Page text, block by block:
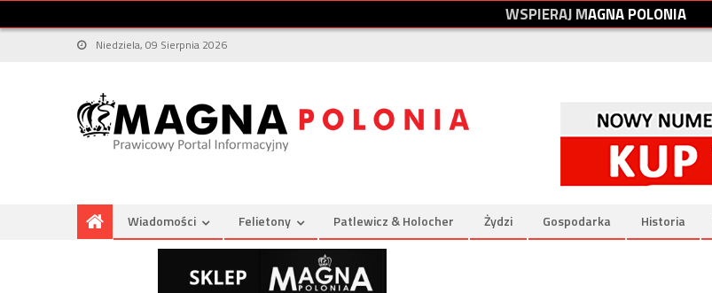
WSPIERAJMAGNAPOLONIA
Niedziela, 09 Sierpnia 2026
Wiadomości Felietony Patlewicz & Holocher Żydzi Gospodarka Historia